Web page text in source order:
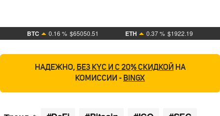
BTC 0.16 % $65050.51 ETH 0.37 % $1922.19
НАДЕЖНО, БЕЗ KYC И С 20% СКИДКОЙ НА
КОМИССИИ - BINGX